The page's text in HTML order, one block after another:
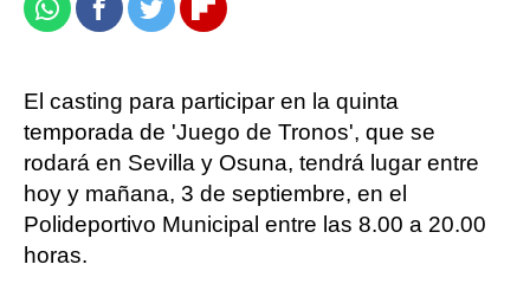
WhatsappFacebook
TwitterFlipboard
El casting para participar en la quinta
temporada de 'Juego de Tronos', que se
rodará en Sevilla y Osuna, tendrá lugar entre
hoy y mañana, 3 de septiembre, en el
Polideportivo Municipal entre las 8.00 a 20.00
horas.